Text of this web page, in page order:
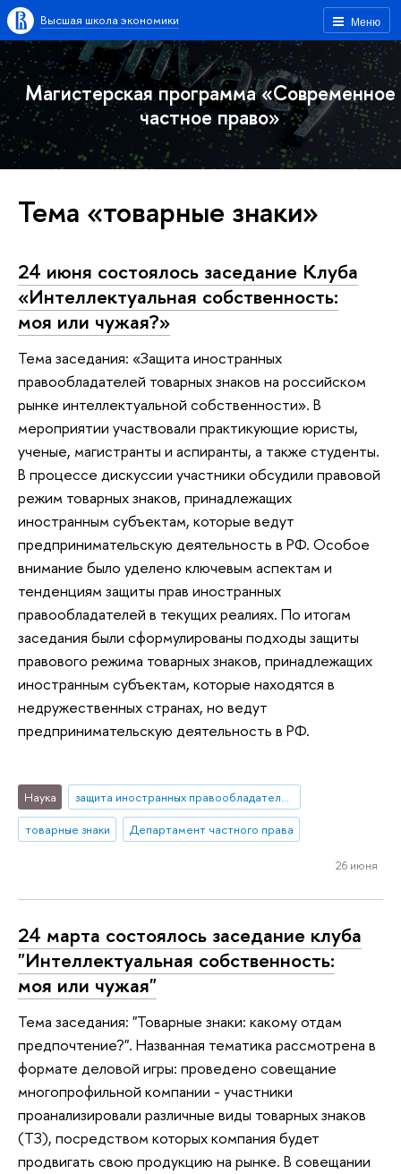
Меню
Высшая школа экономики
Магистерская программа «Современное
частное право»
Тема «товарные знаки»
24 июня состоялось заседание Клуба
«Интеллектуальная собственность:
моя или чужая?»
Тема заседания: «Защита иностранных
правообладателей товарных знаков на российском
рынке интеллектуальной собственности». В
мероприятии участвовали практикующие юристы,
ученые, магистранты и аспиранты, а также студенты.
В процессе дискуссии участники обсудили правовой
режим товарных знаков, принадлежащих
иностранным субъектам, которые ведут
предпринимательскую деятельность в РФ. Особое
внимание было уделено ключевым аспектам и
тенденциям защиты прав иностранных
правообладателей в текущих реалиях. По итогам
заседания были сформулированы подходы защиты
правового режима товарных знаков, принадлежащих
иностранным субъектам, которые находятся в
недружественных странах, но ведут
предпринимательскую деятельность в РФ.
Наука
защита иностранных правообладателей
товарные знаки
Департамент частного права
26 июня
24 марта состоялось заседание клуба
"Интеллектуальная собственность:
моя или чужая"
Тема заседания: "Товарные знаки: какому отдам
предпочтение?". Названная тематика рассмотрена в
формате деловой игры: проведено совещание
многопрофильной компании - участники
проанализировали различные виды товарных знаков
(ТЗ), посредством которых компания будет
продвигать свою продукцию на рынке. В совещании